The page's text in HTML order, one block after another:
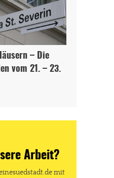
– Die
vom 21. – 23.
Arbeit?
mit